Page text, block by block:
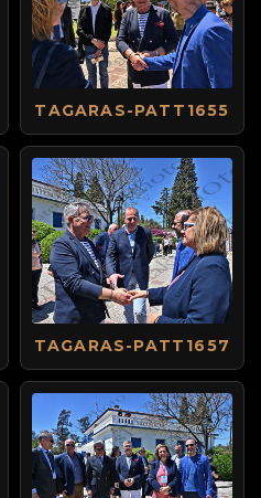
TAGARAS-PATT1655
TAGARAS-PATT1657